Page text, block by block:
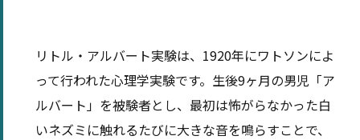
リトル・アルバート実験は、1920年にワトソンによ
って行われた心理学実験です。生後9ヶ月の男児「ア
ルバート」を被験者とし、最初は怖がらなかった白
いネズミに触れるたびに大きな音を鳴らすことで、